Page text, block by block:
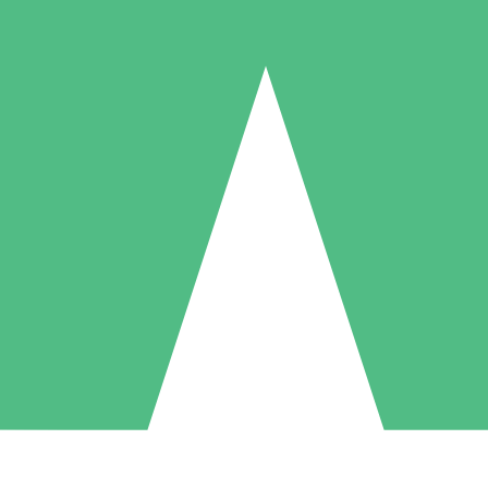
Packs de Crédits Individuels
à l'utilisation avec des crédits de téléchargement. Sans engagement
5 Téléchargements
US$